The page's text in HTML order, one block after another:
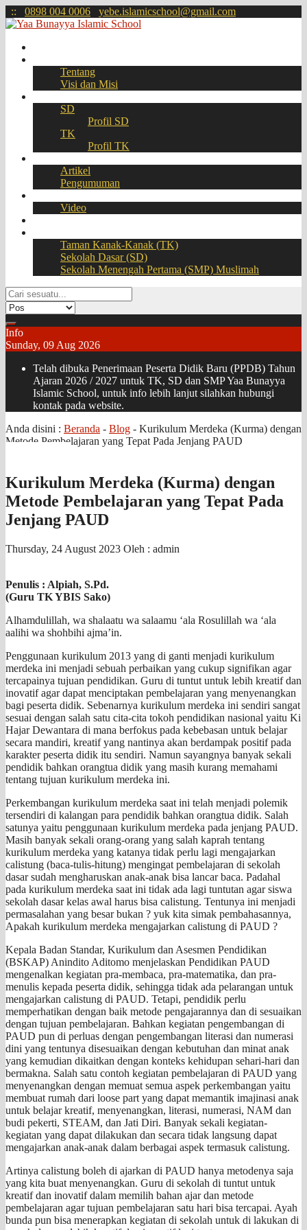
:: 0898 004 0006 yebe.islamicschool@gmail.com
Tentang
Visi dan Misi
SD
Profil SD
TK
Profil TK
Artikel
Pengumuman
Video
Taman Kanak-Kanak (TK)
Sekolah Dasar (SD)
Sekolah Menengah Pertama (SMP) Muslimah
Info
Sunday, 09 Aug 2026
Telah dibuka Penerimaan Peserta Didik Baru (PPDB) Tahun
Ajaran 2026 / 2027 untuk TK, SD dan SMP Yaa Bunayya
Islamic School, untuk info lebih lanjut silahkan hubungi
kontak pada website.
Anda disini : Beranda - Blog - Kurikulum Merdeka (Kurma) dengan
Metode Pembelajaran yang Tepat Pada Jenjang PAUD
Kurikulum Merdeka (Kurma) dengan
Metode Pembelajaran yang Tepat Pada
Jenjang PAUD
Thursday, 24 August 2023 Oleh : admin
Penulis : Alpiah, S.Pd.
(Guru TK YBIS Sako)
Alhamdulillah, wa shalaatu wa salaamu ‘ala Rosulillah wa ‘ala
aalihi wa shohbihi ajma’in.
Penggunaan kurikulum 2013 yang di ganti menjadi kurikulum
merdeka ini menjadi sebuah perbaikan yang cukup signifikan agar
tercapainya tujuan pendidikan. Guru di tuntut untuk lebih kreatif dan
inovatif agar dapat menciptakan pembelajaran yang menyenangkan
bagi peserta didik. Sebenarnya kurikulum merdeka ini sendiri sangat
sesuai dengan salah satu cita-cita tokoh pendidikan nasional yaitu Ki
Hajar Dewantara di mana berfokus pada kebebasan untuk belajar
secara mandiri, kreatif yang nantinya akan berdampak positif pada
karakter peserta didik itu sendiri. Namun sayangnya banyak sekali
pendidik bahkan orangtua didik yang masih kurang memahami
tentang tujuan kurikulum merdeka ini.
Perkembangan kurikulum merdeka saat ini telah menjadi polemik
tersendiri di kalangan para pendidik bahkan orangtua didik. Salah
satunya yaitu penggunaan kurikulum merdeka pada jenjang PAUD.
Masih banyak sekali orang-orang yang salah kaprah tentang
kurikulum merdeka yang katanya tidak perlu lagi mengajarkan
calistung (baca-tulis-hitung) mengingat pembelajaran di sekolah
dasar sudah mengharuskan anak-anak bisa lancar baca. Padahal
pada kurikulum merdeka saat ini tidak ada lagi tuntutan agar siswa
sekolah dasar kelas awal harus bisa calistung. Tentunya ini menjadi
permasalahan yang besar bukan ? yuk kita simak pembahasannya,
Apakah kurikulum merdeka mengajarkan calistung di PAUD ?
Kepala Badan Standar, Kurikulum dan Asesmen Pendidikan
(BSKAP) Anindito Aditomo menjelaskan Pendidikan PAUD
mengenalkan kegiatan pra-membaca, pra-matematika, dan pra-
menulis kepada peserta didik, sehingga tidak ada pelarangan untuk
mengajarkan calistung di PAUD. Tetapi, pendidik perlu
memperhatikan dengan baik metode pengajarannya dan di sesuaikan
dengan tujuan pembelajaran. Bahkan kegiatan pengembangan di
PAUD pun di perluas dengan pengembangan literasi dan numerasi
dini yang tentunya disesuaikan dengan kebutuhan dan minat anak
yang kemudian dikaitkan dengan konteks kehidupan sehari-hari dan
bermakna. Salah satu contoh kegiatan pembelajaran di PAUD yang
menyenangkan dengan memuat semua aspek perkembangan yaitu
membuat rumah dari loose part yang dapat memantik imajinasi anak
untuk belajar kreatif, menyenangkan, literasi, numerasi, NAM dan
budi pekerti, STEAM, dan Jati Diri. Banyak sekali kegiatan-
kegiatan yang dapat dilakukan dan secara tidak langsung dapat
mengajarkan anak-anak dalam berbagai aspek termasuk calistung.
Artinya calistung boleh di ajarkan di PAUD hanya metodenya saja
yang kita buat menyenangkan. Guru di sekolah di tuntut untuk
kreatif dan inovatif dalam memilih bahan ajar dan metode
pembelajaran agar tujuan pembelajaran satu hari bisa tercapai. Ayah
bunda pun bisa menerapkan kegiatan di sekolah untuk di lakukan di